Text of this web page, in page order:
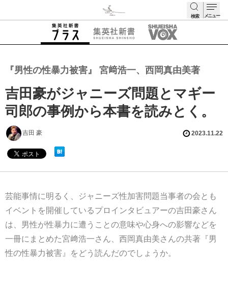
検索 メニュー
『男性の性暴力被害』 宮﨑浩一、西岡真由美著
吉田豪がジャニーズ問題とマギー
司郎の事例から本書を読みとく。
吉田 豪 2023.11.22
芸能事情に明るく、ジャニーズ性加害問題当事者の会とも
イベントを開催しているプロインタビュアーの吉田豪さん
は、男性が性暴力に遭うことの意味や心身への影響などを
一冊にまとめた宮﨑浩一さん、西岡真由美さんの共著『男
性の性暴力被害』をどう読んだのでしょうか。